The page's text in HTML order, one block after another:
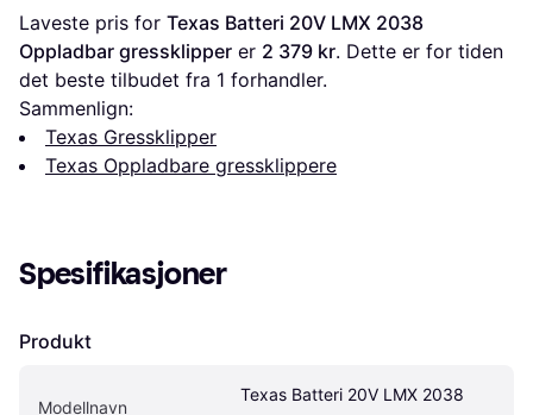
Laveste pris for Texas Batteri 20V LMX 2038
Oppladbar gressklipper er 2 379 kr. Dette er for tiden
det beste tilbudet fra 1 forhandler.
Sammenlign:
Texas Gressklipper
Texas Oppladbare gressklippere
Spesifikasjoner
Produkt
Modellnavn
Texas Batteri 20V LMX 2038